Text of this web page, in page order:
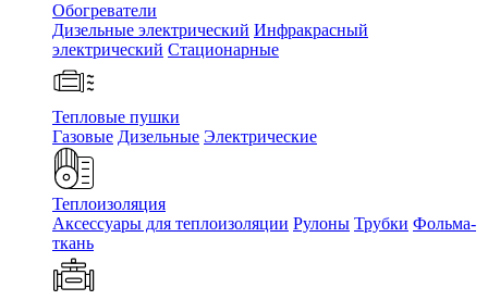
Обогреватели
Дизельные электрический Инфракрасный
электрический Стационарные
Тепловые пушки
Газовые Дизельные Электрические
Теплоизоляция
Аксессуары для теплоизоляции Рулоны Трубки Фольма-
ткань